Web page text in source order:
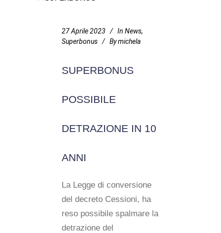
27 Aprile 2023 In News,
Superbonus
Bymichela
SUPERBONUS
POSSIBILE
DETRAZIONE IN 10
ANNI
La Legge di conversione
del decreto Cessioni, ha
reso possibile spalmare la
detrazione del